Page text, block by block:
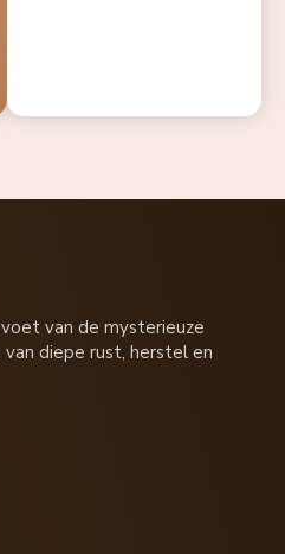
van de mysterieuze
diepe rust, herstel en